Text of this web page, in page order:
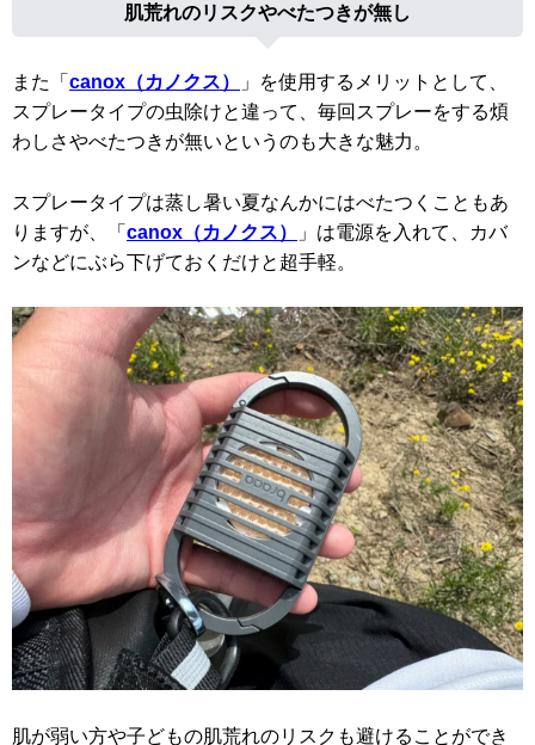
肌荒れのリスクやべたつきが無し
また「 canox（カノクス）
」を使用するメリットとして、
スプレータイプの虫除けと違って、毎回スプレーをする煩
わしさやべたつきが無いというのも大きな魅力。
スプレータイプは蒸し暑い夏なんかにはべたつくこともあ
りますが、「 canox（カノクス）
」は電源を入れて、カバ
ンなどにぶら下げておくだけと超手軽。
肌が弱い方や子どもの肌荒れのリスクも避けることができ